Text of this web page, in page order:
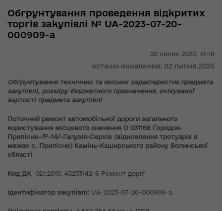
20 липня 2023, 14:16
останні оновлення: 02 липня 2026
Обгрунтування проведення відкритих
торгів закупівлі № UA-2023-07-20-
000909-a
Обґрунтування технічних та якісних характеристик предмета
закупівлі, розміру бюджетного призначення, очікуваної
вартості предмета закупівлі
Поточний ремонт автомобільної дороги загального
користування місцевого значення О 031168 Городок-
Прилісне-/Р-14/-Галузія-Серхів (відновлення тротуарів в
межах с. Прилісне) Камінь-Каширського району Волинської
області
Код ДК 021:2015: 45233142-6 Ремонт доріг
Ідентифікатор закупівлі: UA-2023-07-20-000909-a